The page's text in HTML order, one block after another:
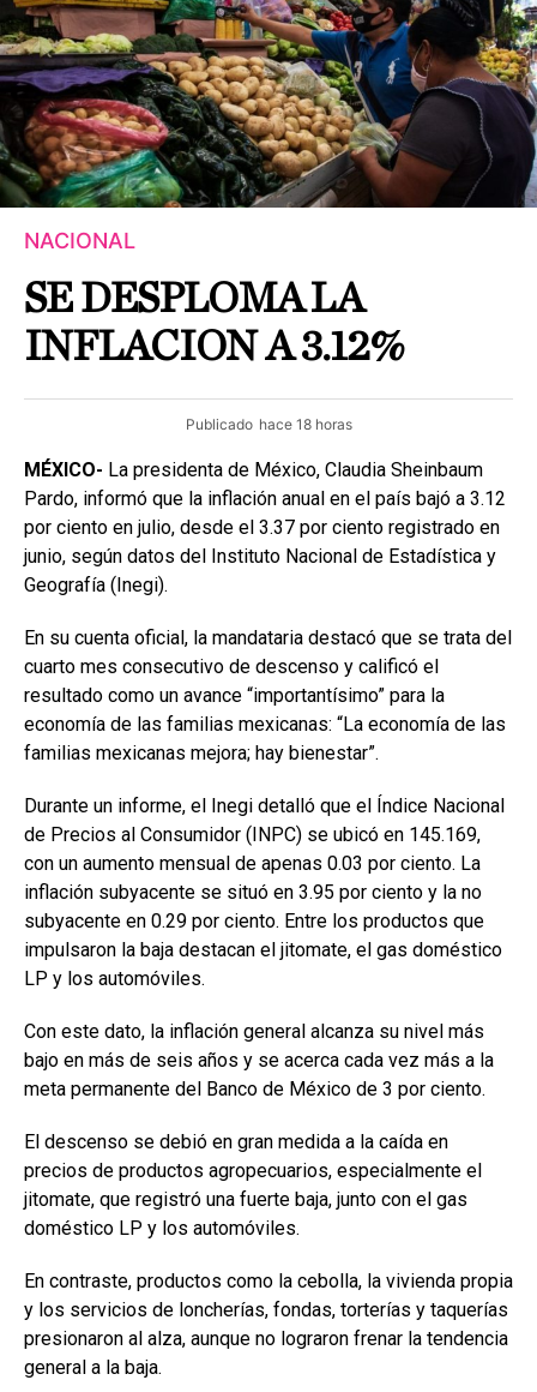
NACIONAL
SE DESPLOMA LA
INFLACION A 3.12%
Publicado hace 18 horas
MÉXICO- La presidenta de México, Claudia Sheinbaum
Pardo, informó que la inflación anual en el país bajó a 3.12
por ciento en julio, desde el 3.37 por ciento registrado en
junio, según datos del Instituto Nacional de Estadística y
Geografía (Inegi).
En su cuenta oficial, la mandataria destacó que se trata del
cuarto mes consecutivo de descenso y calificó el
resultado como un avance “importantísimo” para la
economía de las familias mexicanas: “La economía de las
familias mexicanas mejora; hay bienestar”.
Durante un informe, el Inegi detalló que el Índice Nacional
de Precios al Consumidor (INPC) se ubicó en 145.169,
con un aumento mensual de apenas 0.03 por ciento. La
inflación subyacente se situó en 3.95 por ciento y la no
subyacente en 0.29 por ciento. Entre los productos que
impulsaron la baja destacan el jitomate, el gas doméstico
LP y los automóviles.
Con este dato, la inflación general alcanza su nivel más
bajo en más de seis años y se acerca cada vez más a la
meta permanente del Banco de México de 3 por ciento.
El descenso se debió en gran medida a la caída en
precios de productos agropecuarios, especialmente el
jitomate, que registró una fuerte baja, junto con el gas
doméstico LP y los automóviles.
En contraste, productos como la cebolla, la vivienda propia
y los servicios de loncherías, fondas, torterías y taquerías
presionaron al alza, aunque no lograron frenar la tendencia
general a la baja.